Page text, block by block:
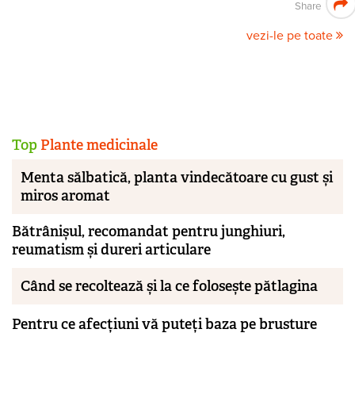
Share
vezi-le pe toate
Top Plante medicinale
Menta sălbatică, planta vindecătoare cu gust și
miros aromat
Bătrânișul, recomandat pentru junghiuri,
reumatism și dureri articulare
Când se recoltează și la ce folosește pătlagina
Pentru ce afecțiuni vă puteți baza pe brusture